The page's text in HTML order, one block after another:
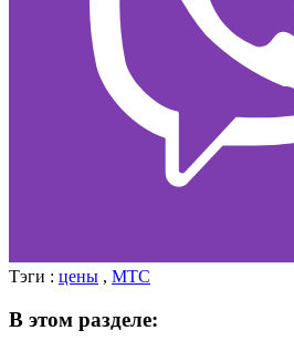
Тэги : цены , МТС
В этом разделе: